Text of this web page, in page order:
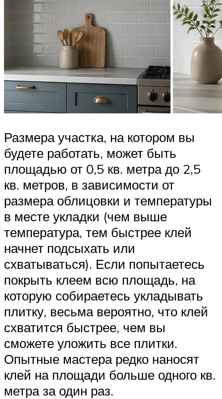
Размера участка, на котором вы
будете работать, может быть
площадью от 0,5 кв. метра до 2,5
кв. метров, в зависимости от
размера облицовки и температуры
в месте укладки (чем выше
температура, тем быстрее клей
начнет подсыхать или
схватываться). Если попытаетесь
покрыть клеем всю площадь, на
которую собираетесь укладывать
плитку, весьма вероятно, что клей
схватится быстрее, чем вы
сможете уложить все плитки.
Опытные мастера редко наносят
клей на площади больше одного кв.
метра за один раз.